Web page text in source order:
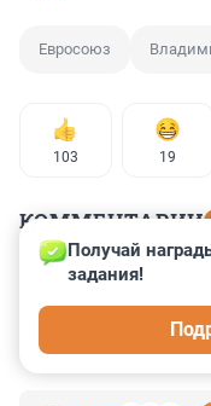
Евросоюз
103 19
КОММЕНТАРИИ
Гость
Что европейцы
Получай
задания!